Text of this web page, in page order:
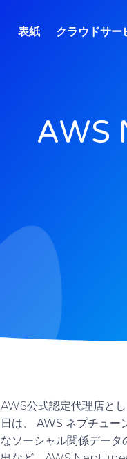
表紙 クラウドサー
AWS
AWS公式認定代理店と
日は、 AWS ネプチュー
なソーシャル関係デー